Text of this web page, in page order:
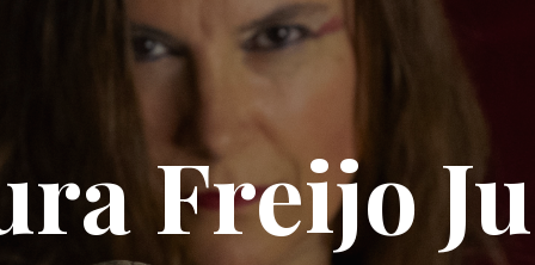
Freijo